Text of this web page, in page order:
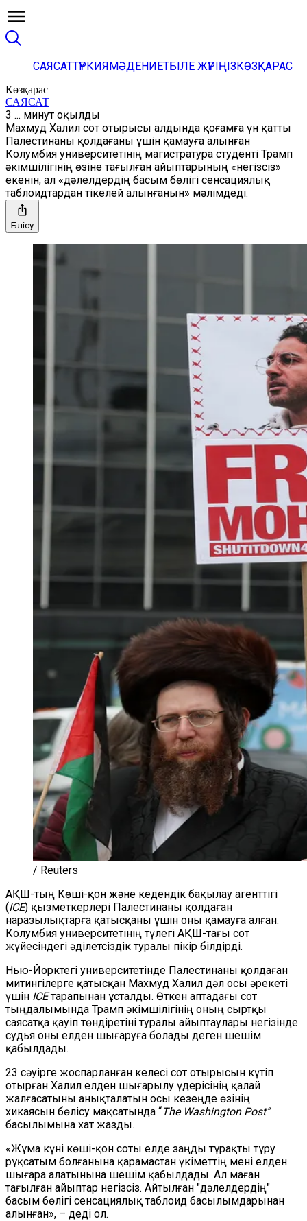
САЯСАТТҮРКИЯМӘДЕНИЕТБІЛЕ ЖҮРІҢІЗКӨЗҚАРАС
Көзқарас
САЯСАТ
3 ... минут оқылды
Махмуд Халил сот отырысы алдында қоғамға үн қатты
Палестинаны қолдағаны үшін қамауға алынған
Колумбия университетінің магистратура студенті Трамп
әкімшілігінің өзіне тағылған айыптарының «негізсіз»
екенін, ал «дәлелдердің басым бөлігі сенсациялық
таблоидтардан тікелей алынғанын» мәлімдеді.
Бөлісу
/ Reuters
АҚШ-тың Көші-қон және кедендік бақылау агенттігі
(ICE) қызметкерлері Палестинаны қолдаған
наразылықтарға қатысқаны үшін оны қамауға алған.
Колумбия университетінің түлегі АҚШ-тағы сот
жүйесіндегі әділетсіздік туралы пікір білдірді.
Нью-Йорктегі университетінде Палестинаны қолдаған
митингілерге қатысқан Махмуд Халил дәл осы әрекеті
үшін ICEтарапынан ұсталды. Өткен аптадағы сот
тыңдалымында Трамп әкімшілігінің оның сыртқы
саясатқа қауіп төндіретіні туралы айыптаулары негізінде
судья оны елден шығаруға болады деген шешім
қабылдады.
23 сәуірге жоспарланған келесі сот отырысын күтіп
отырған Халил елден шығарылу үдерісінің қалай
жалғасатыны анықталатын осы кезеңде өзінің
хикаясын бөлісу мақсатында “The Washington Post”
басылымына хат жазды.
«Жұма күні көші-қон соты елде заңды тұрақты тұру
рұқсатым болғанына қарамастан үкіметтің мені елден
шығара алатынына шешім қабылдады. Ал маған
тағылған айыптар негізсіз. Айтылған "дәлелдердің"
басым бөлігі сенсациялық таблоид басылымдарынан
алынған», – деді ол.